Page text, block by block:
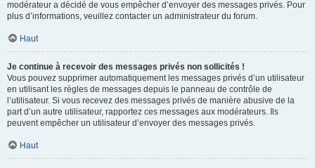
modérateur a décidé de vous empêcher d’envoyer des messages privés. Pour
plus d’informations, veuillez contacter un administrateur du forum.
Haut
Je continue à recevoir des messages privés non sollicités !
Vous pouvez supprimer automatiquement les messages privés d’un utilisateur
en utilisant les règles de messages depuis le panneau de contrôle de
l’utilisateur. Si vous recevez des messages privés de manière abusive de la
part d’un autre utilisateur, rapportez ces messages aux modérateurs. Ils
peuvent empêcher un utilisateur d’envoyer des messages privés.
Haut